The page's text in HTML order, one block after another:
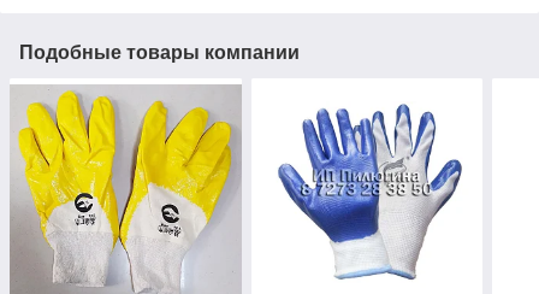
Подобные товары компании